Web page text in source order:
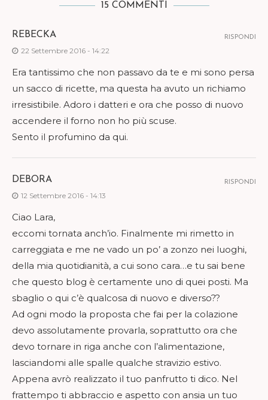
15 COMMENTI
REBECKA
22 Settembre 2016 - 14:22
Era tantissimo che non passavo da te e mi sono persa
un sacco di ricette, ma questa ha avuto un richiamo
irresistibile. Adoro i datteri e ora che posso di nuovo
accendere il forno non ho più scuse.
Sento il profumino da qui.
RISPONDI
DEBORA
12 Settembre 2016 - 14:13
Ciao Lara,
eccomi tornata anch’io. Finalmente mi rimetto in
carreggiata e me ne vado un po’ a zonzo nei luoghi,
della mia quotidianità, a cui sono cara…e tu sai bene
che questo blog è certamente uno di quei posti. Ma
sbaglio o qui c’è qualcosa di nuovo e diverso??
Ad ogni modo la proposta che fai per la colazione
devo assolutamente provarla, soprattutto ora che
devo tornare in riga anche con l’alimentazione,
lasciandomi alle spalle qualche stravizio estivo.
Appena avrò realizzato il tuo panfrutto ti dico. Nel
frattempo ti abbraccio e aspetto con ansia un tuo
RISPONDI